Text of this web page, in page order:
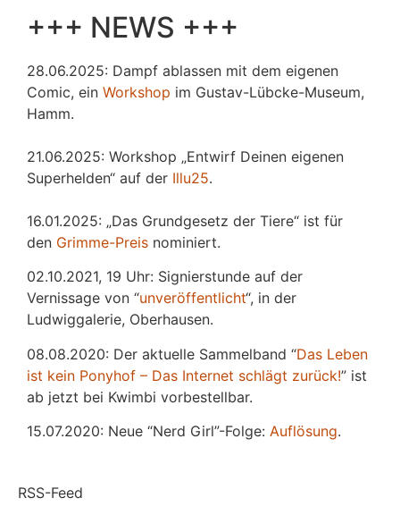
+++ NEWS +++
28.06.2025: Dampf ablassen mit dem eigenen
Comic, ein Workshop im Gustav-Lübcke-Museum,
Hamm.
21.06.2025: Workshop „Entwirf Deinen eigenen
Superhelden“ auf der Illu25.
16.01.2025: „Das Grundgesetz der Tiere“ ist für
den Grimme-Preis nominiert.
02.10.2021, 19 Uhr: Signierstunde auf der
Vernissage von “unveröffentlicht“, in der
Ludwiggalerie, Oberhausen.
08.08.2020: Der aktuelle Sammelband “Das Leben
ist kein Ponyhof – Das Internet schlägt zurück!” ist
ab jetzt bei Kwimbi vorbestellbar.
15.07.2020: Neue “Nerd Girl”-Folge: Auflösung.
RSS-Feed